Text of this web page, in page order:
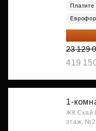
Платите
19
23 129
419
1-
ЖК Скай
этаж,